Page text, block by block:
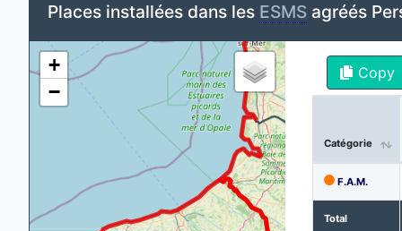
Places installées dans les ESMS agréés
+
−
Copy
Catégorie
F.A.M.
Total